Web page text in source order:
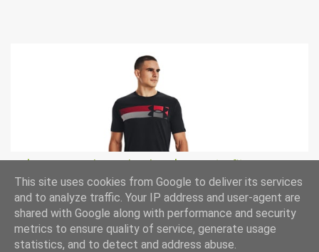
Under Armour, Tricou cu imprimeu logo pentru fitness
This site uses cookies from Google to deliver its services
and to analyze traffic. Your IP address and user-agent are
shared with Google along with performance and security
metrics to ensure quality of service, generate usage
statistics, and to detect and address abuse.